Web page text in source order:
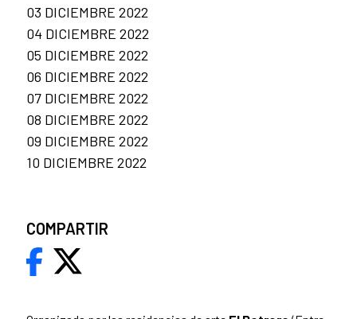
03 DICIEMBRE 2022
04 DICIEMBRE 2022
05 DICIEMBRE 2022
06 DICIEMBRE 2022
07 DICIEMBRE 2022
08 DICIEMBRE 2022
09 DICIEMBRE 2022
10 DICIEMBRE 2022
COMPARTIR